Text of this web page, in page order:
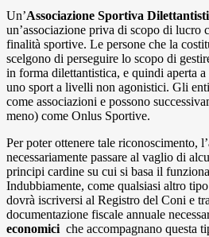
Un’Associazione Sportiva
un’associazione priva di scopo di lucro
finalità sportive. Le persone che la
scelgono di perseguire lo scopo di
in forma dilettantistica, e quindi aperta
uno sport a livelli non agonistici. Gli
come associazioni e possono
meno) come Onlus Sportive.
Per poter ottenere tale riconoscimento,
necessariamente passare al vaglio di
principi cardine su cui si basa il
Indubbiamente, come qualsiasi altro
dovrà iscriversi al Registro del Coni e
documentazione fiscale annuale
economici che accompagnano questa